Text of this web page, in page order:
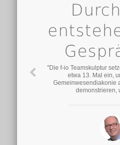
"Die f-io Teamskulptur
etwa 13. Mal ein,
Gemeinwesendiakonie
demonstrieren,
Einfach
Knut Basedow ist Architekt